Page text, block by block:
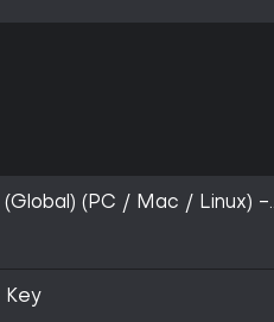
(PC / Mac / Linux) -
Key